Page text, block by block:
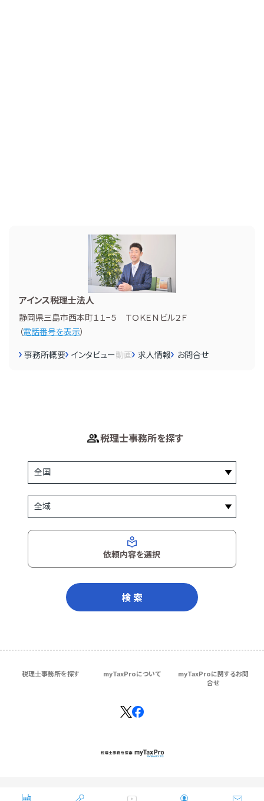
アインス税理士法人
静岡県三島市西本町１１−５ ＴＯＫＥＮビル２Ｆ
（電話番号を表示）
事務所概要 インタビュー動画 求人情報 お問合せ
税理士事務所を探す
依頼内容を選択
検 索
税理士事務所を探す myTaxProについて
myTaxProに関するお問
合せ